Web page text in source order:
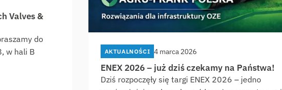
Valves &
do
w hali B
AKTUALNOŚCI 4 marca 2026
ENEX 2026 – już dziś czekamy na Państwa!
Dziś rozpoczęły się targi ENEX 2026 – jedno